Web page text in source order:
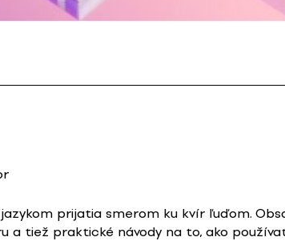
prijatia smerom ku kvír ľuďom.
a tiež praktické návody na to, ako